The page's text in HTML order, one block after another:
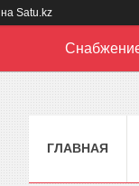
на Satu.kz
ГЛАВНАЯ